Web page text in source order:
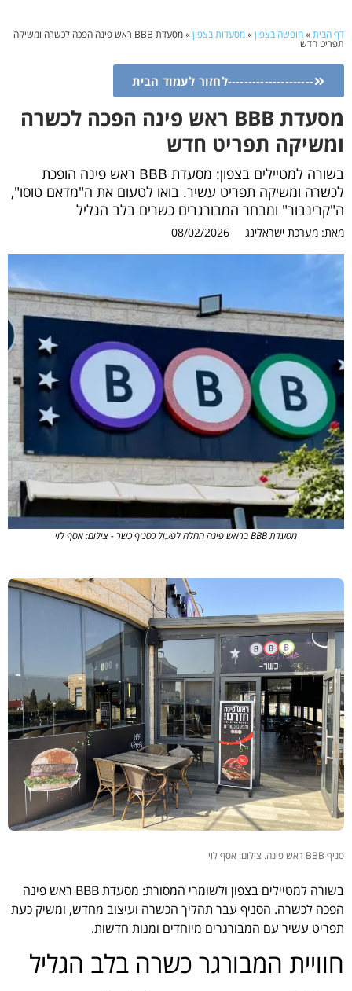
דף הבית»חופשה בצפון»מסעדות בצפון» מסעדת BBB ראש פינה הפכה לכשרה ומשיקה
תפריט חדש
---------------------לחזור לעמוד הבית
מסעדת BBB ראש פינה הפכה לכשרה
ומשיקה תפריט חדש
בשורה למטיילים בצפון: מסעדת BBB ראש פינה הופכת
לכשרה ומשיקה תפריט עשיר. בואו לטעום את ה"מדאם טוסו",
ה"קרינבור" ומבחר המבורגרים כשרים בלב הגליל
מאת: מערכת ישראלינג 08/02/2026
מסעדת BBB בראש פינה החלה לפעול כסניף כשר - צילום: אסף לוי
סניף BBB ראש פינה. צילום: אסף לוי
בשורה למטיילים בצפון ולשומרי המסורת: מסעדת BBB ראש פינה
הפכה לכשרה. הסניף עבר תהליך הכשרה ועיצוב מחדש, ומשיק כעת
תפריט עשיר עם המבורגרים מיוחדים ומנות חדשות.
חוויית המבורגר כשרה בלב הגליל